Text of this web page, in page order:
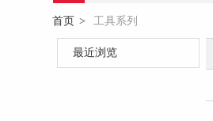
首页 > 工具系列
最近浏览